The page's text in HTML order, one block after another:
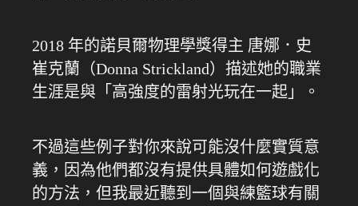
2018 年的諾貝爾物理學獎得主 唐娜．史
崔克蘭（Donna Strickland）描述她的職業
生涯是與「高強度的雷射光玩在一起」。
不過這些例子對你來說可能沒什麼實質意
義，因為他們都沒有提供具體如何遊戲化
的方法，但我最近聽到一個與練籃球有關